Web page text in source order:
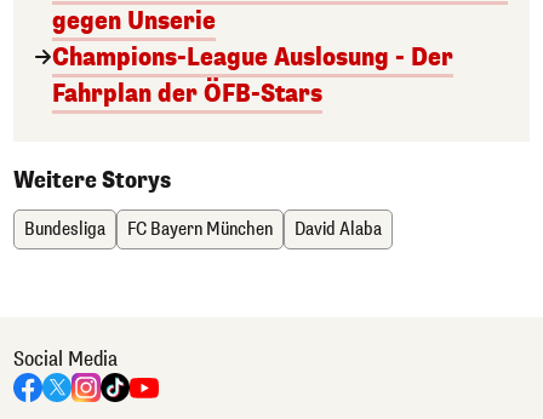
gegen Unserie
Champions-League Auslosung - Der
Fahrplan der ÖFB-Stars
Weitere Storys
Bundesliga FC Bayern München David Alaba
Social Media